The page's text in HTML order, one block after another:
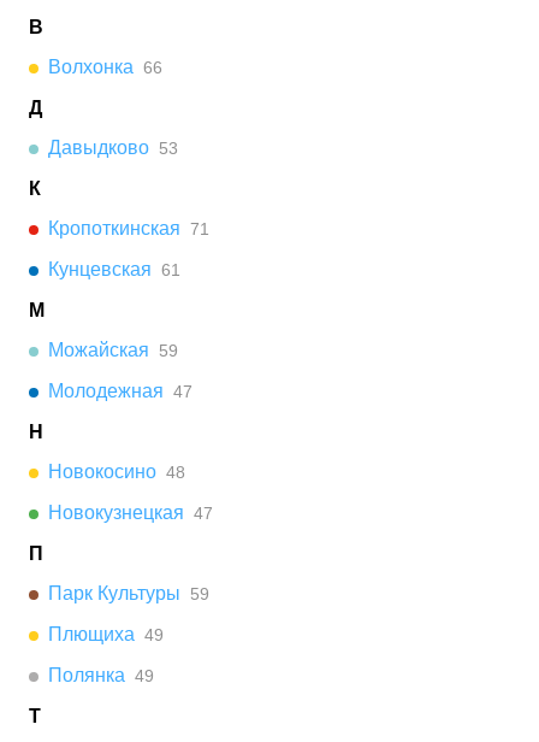
В
Волхонка 66
Д
Давыдково 53
К
Кропоткинская 71
Кунцевская 61
М
Можайская
59
Молодежная 47
Н
Новокосино 48
Новокузнецкая 47
П
Парк Культуры
59
Плющиха 49
Полянка 49
Т